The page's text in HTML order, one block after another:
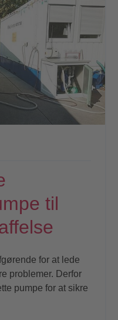
til
for at lede
problemer. Derfor
pumpe for at sikre